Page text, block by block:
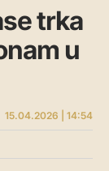
trka
u
15.04.2026 | 14:54